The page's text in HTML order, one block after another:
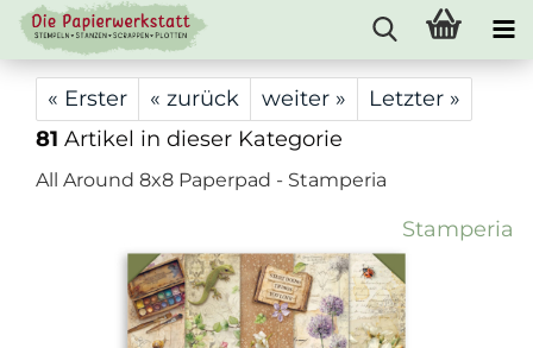
« Erster « zurück weiter »
Letzter »
81 Artikel in dieser Kategorie
All Around 8x8 Paperpad - Stamperia
Stamperia